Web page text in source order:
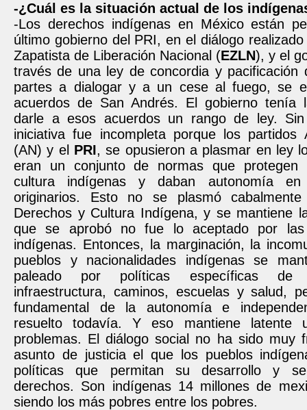
-¿Cuál es la situación actual de los
-Los derechos indígenas en México están
último gobierno del PRI, en el diálogo
Zapatista de Liberación Nacional (EZLN), y el
través de una ley de concordia y pacificación
partes a dialogar y a un cese al fuego, se
acuerdos de San Andrés. El gobierno tenía
darle a esos acuerdos un rango de ley.
iniciativa fue incompleta porque los partidos
(AN) y el PRI, se opusieron a plasmar en ley
eran un conjunto de normas que protegen
cultura indígenas y daban autonomía
originarios. Esto no se plasmó
Derechos y Cultura Indígena, y se mantiene
que se aprobó no fue lo aceptado por las
indígenas. Entonces, la marginación, la
pueblos y nacionalidades indígenas se
paleado por políticas específicas de
infraestructura, caminos, escuelas y salud,
fundamental de la autonomía e
resuelto todavía. Y eso mantiene latente
problemas. El diálogo social no ha sido muy
asunto de justicia el que los pueblos
políticas que permitan su desarrollo y
derechos. Son indígenas 14 millones de
siendo los más pobres entre los pobres.